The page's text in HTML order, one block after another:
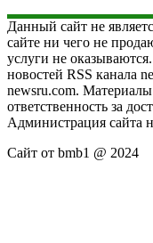
Данный сайт не
сайте ни чего не
услуги не
новостей RSS канала
newsru.com.
ответственность за
Администрация сайта
Сайт от bmb1 @ 2024